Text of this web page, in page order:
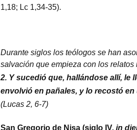
1,18; Lc 1,34-35).
Durante siglos los teólogos se han
salvación que empieza con los relatos
2. Y sucedió que, hallándose allí, le
envolvió en pañales, y lo recostó
(Lucas 2, 6-7)
San Gregorio de Nisa (siglo IV,in